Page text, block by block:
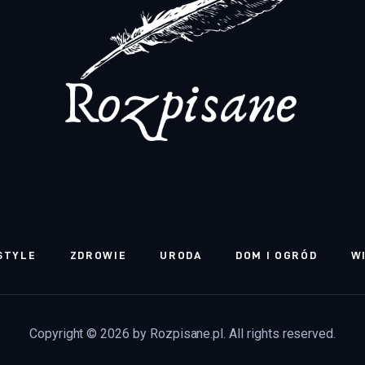
ZDROWIE URODA DOM I OGRÓD
Copyright © 2026 by Rozpisane.pl. All rights reserved.